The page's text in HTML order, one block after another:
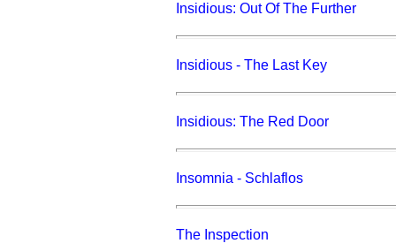
Insidious: Out Of The Further
Insidious - The Last Key
Insidious: The Red Door
Insomnia - Schlaflos
The Inspection